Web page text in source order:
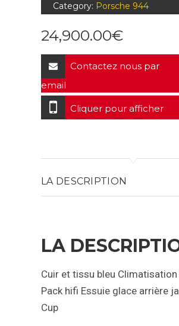
Category: Porsche 944
24,900.00€
Contactez nous par
email
Cliquer pour afficher
LA DESCRIPTION
LA
Cuir et tissu bleu Climatisation
Pack hifi Essuie glace arrière
Cup